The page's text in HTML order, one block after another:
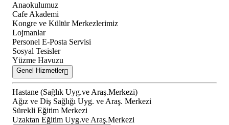
Anaokulumuz
Cafe Akademi
Kongre ve Kültür Merkezlerimiz
Lojmanlar
Personel E-Posta Servisi
Sosyal Tesisler
Yüzme Havuzu
Genel Hizmetler
Hastane (Sağlık Uyg.ve Araş.Merkezi)
Ağız ve Diş Sağlığı Uyg. ve Araş. Merkezi
Sürekli Eğitim Merkezi
Uzaktan Eğitim Uyg.ve Araş.Merkezi